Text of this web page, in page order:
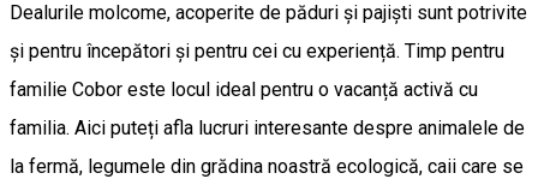
Dealurile molcome, acoperite de păduri și pajiști sunt potrivite
și pentru începători și pentru cei cu experiență. Timp pentru
familie Cobor este locul ideal pentru o vacanță activă cu
familia. Aici puteți afla lucruri interesante despre animalele de
la fermă, legumele din grădina noastră ecologică, caii care se